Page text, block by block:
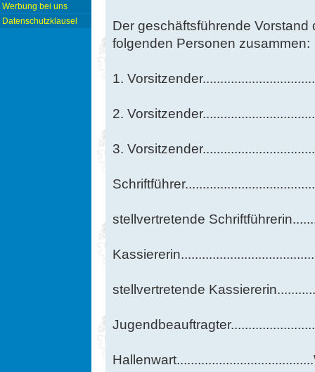
Werbung bei uns
Datenschutzklausel
Der geschäftsführende
folgenden Personen zusammen:
1.
2.
3.
stellvertretende
stellvertretende